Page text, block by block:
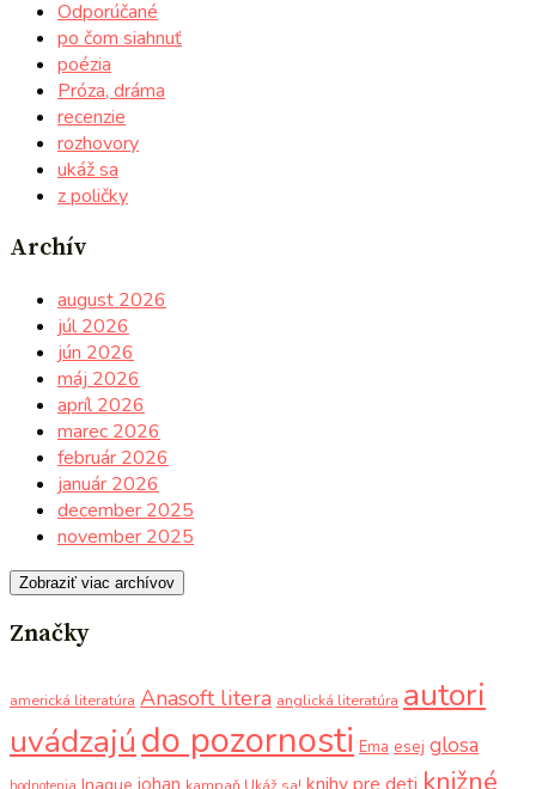
Odporúčané
po čom siahnuť
poézia
Próza, dráma
recenzie
rozhovory
ukáž sa
z poličky
Archív
august 2026
júl 2026
jún 2026
máj 2026
apríl 2026
marec 2026
február 2026
január 2026
december 2025
november 2025
Zobraziť viac archívov
Značky
americká literatúra Anasoft litera anglická literatúra autori
uvádzajúdo pozornosti Ema esej glosa
johan kampaň Ukáž sa!
knižné